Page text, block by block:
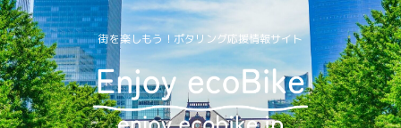
街を楽しもう！ポタリング応援情報サイト